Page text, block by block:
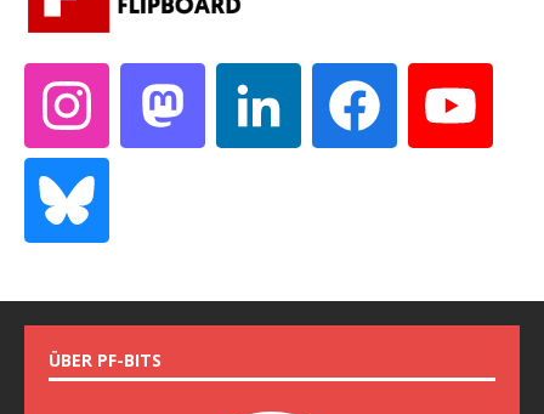
ÜBER PF-BITS